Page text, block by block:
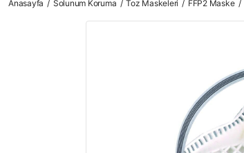
Anasayfa Solunum Koruma Toz Maskeleri FFP2 Maske